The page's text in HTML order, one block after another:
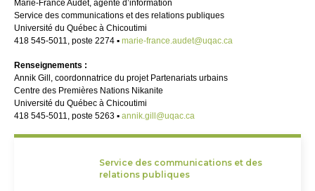
Marie-France Audet, agente d’information
Service des communications et des relations publiques
Université du Québec à Chicoutimi
418 545-5011, poste 2274 ▪ marie-france.audet@uqac.ca
Renseignements :
Annik Gill, coordonnatrice du projet Partenariats urbains
Centre des Premières Nations Nikanite
Université du Québec à Chicoutimi
418 545-5011, poste 5263 ▪ annik.gill@uqac.ca
Service des communications et des
relations publiques